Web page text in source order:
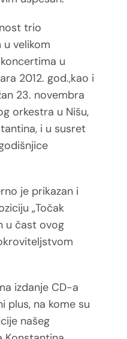
trio
velikom
u
2012. god.,kao i
23. novembra
orkestra u Nišu,
i u susret
je prikazan i
„Točak
u čast ovog
izdanje CD-a
plus, na kome su
našeg